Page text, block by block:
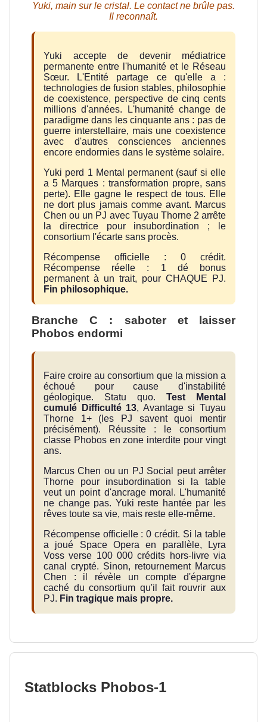
Yuki, main sur le cristal. Le contact ne brûle pas.
Il reconnaît.
Yuki accepte de devenir médiatrice
permanente entre l'humanité et le Réseau
Sœur. L'Entité partage ce qu'elle a :
technologies de fusion stables, philosophie
de coexistence, perspective de cinq cents
millions d'années. L'humanité change de
paradigme dans les cinquante ans : pas de
guerre interstellaire, mais une coexistence
avec d'autres consciences anciennes
encore endormies dans le système solaire.
Yuki perd 1 Mental permanent (sauf si elle
a 5 Marques : transformation propre, sans
perte). Elle gagne le respect de tous. Elle
ne dort plus jamais comme avant. Marcus
Chen ou un PJ avec Tuyau Thorne 2 arrête
la directrice pour insubordination ; le
consortium l'écarte sans procès.
Récompense officielle : 0 crédit.
Récompense réelle : 1 dé bonus
permanent à un trait, pour CHAQUE PJ.
Fin philosophique.
Branche C : saboter et laisser
Phobos endormi
Faire croire au consortium que la mission a
échoué pour cause d'instabilité
géologique. Statu quo. Test Mental
cumulé Difficulté 13, Avantage si Tuyau
Thorne 1+ (les PJ savent quoi mentir
précisément). Réussite : le consortium
classe Phobos en zone interdite pour vingt
ans.
Marcus Chen ou un PJ Social peut arrêter
Thorne pour insubordination si la table
veut un point d'ancrage moral. L'humanité
ne change pas. Yuki reste hantée par les
rêves toute sa vie, mais reste elle-même.
Récompense officielle : 0 crédit. Si la table
a joué Space Opera en parallèle, Lyra
Voss verse 100 000 crédits hors-livre via
canal crypté. Sinon, retournement Marcus
Chen : il révèle un compte d'épargne
caché du consortium qu'il fait rouvrir aux
PJ. Fin tragique mais propre.
Statblocks Phobos-1